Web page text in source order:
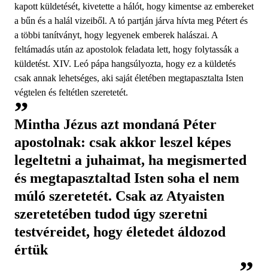
kapott küldetését, kivetette a hálót, hogy kimentse az embereket
a bűn és a halál vizeiből. A tó partján járva hívta meg Pétert és
a többi tanítványt, hogy legyenek emberek halászai. A
feltámadás után az apostolok feladata lett, hogy folytassák a
küldetést. XIV. Leó pápa hangsúlyozta, hogy ez a küldetés
csak annak lehetséges, aki saját életében megtapasztalta Isten
végtelen és feltétlen szeretetét.
Mintha Jézus azt mondaná Péter
apostolnak: csak akkor leszel képes
legeltetni a juhaimat, ha megismerted
és megtapasztaltad Isten soha el nem
múló szeretetét. Csak az Atyaisten
szeretetében tudod úgy szeretni
testvéreidet, hogy életedet áldozod
értük